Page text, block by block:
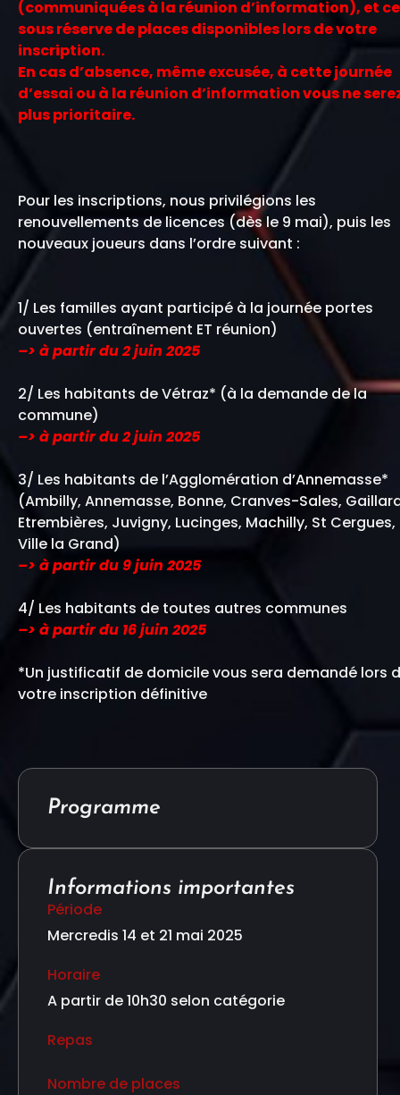
(communiquées à la réunion d’information), et
sous réserve de places disponibles lors de votre
inscription.
En cas d’absence, même excusée, à cette journée
d’essai ou à la réunion d’information vous ne
plus prioritaire.
Pour les inscriptions, nous privilégions les
renouvellements de licences (dès le 9 mai), puis les
nouveaux joueurs dans l’ordre suivant :
1/ Les familles ayant participé à la journée portes
ouvertes (entraînement ET réunion)
–> à partir du 2 juin 2025
2/ Les habitants de Vétraz* (à la demande de la
commune)
–> à partir du 2 juin 2025
3/ Les habitants de l’Agglomération d’Annemasse*
(Ambilly, Annemasse, Bonne, Cranves-Sales,
Etrembières, Juvigny, Lucinges, Machilly, St Cergues,
Ville la Grand)
–> à partir du 9 juin 2025
4/ Les habitants de toutes autres communes
–> à partir du 16 juin 2025
*Un justificatif de domicile vous sera demandé lors
votre inscription définitive
Programme
Informations importantes
Période
Mercredis 14 et 21 mai 2025
Horaire
A partir de 10h30 selon catégorie
Repas
Nombre de places